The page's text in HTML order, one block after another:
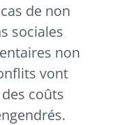
de non
sociales
non
vont
coûts